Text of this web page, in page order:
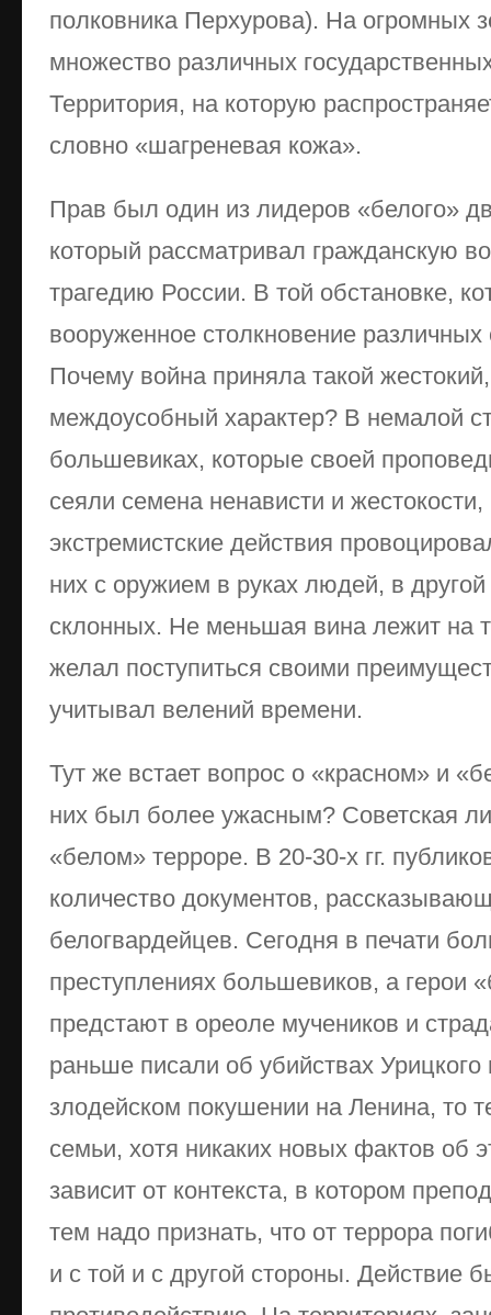
полковника Перхурова). На огромных
множество различных
Территория, на которую
словно «шагреневая кожа».
Прав был один из лидеров «белого»
который рассматривал гражданскую
трагедию России. В той обстановке,
вооруженное столкновение
Почему война приняла такой
междоусобный характер? В немалой
большевиках, которые своей
сеяли семена ненависти и
экстремистские действия
них с оружием в руках людей, в
склонных. Не меньшая вина лежит на
желал поступиться своими
учитывал велений времени.
Тут же встает вопрос о «красном» и
них был более ужасным? Советская
«белом» терроре. В 20-30-х гг.
количество документов,
белогвардейцев. Сегодня в печати
преступлениях большевиков, а герои
предстают в ореоле мучеников и
раньше писали об убийствах Урицкого
злодейском покушении на Ленина, то
семьи, хотя никаких новых фактов об
зависит от контекста, в котором
тем надо признать, что от террора
и с той и с другой стороны. Действие